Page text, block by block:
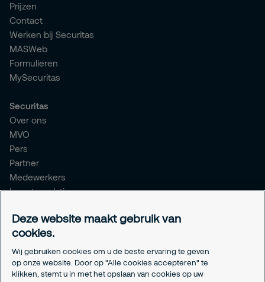
Prijzen
Contact
Werken bij Securitas
MASWeb
Formulieren
MySecuritas
Securitas
Over ons
MVO
Pers
Partner
Medewerkers
Investor relations
Certificeringen
Aanmeldformulieren installatiepartners
Juridisch
Privacyverklaring
Deze website maakt gebruik van
cookies.
Wij gebruiken cookies om u de beste ervaring te geven
op onze website. Door op "Alle cookies accepteren" te
klikken, stemt u in met het opslaan van cookies op uw